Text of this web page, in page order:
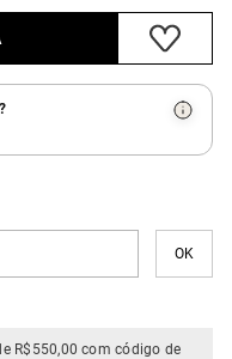
R$550,00 com código de